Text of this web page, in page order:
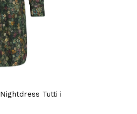
Tutti i